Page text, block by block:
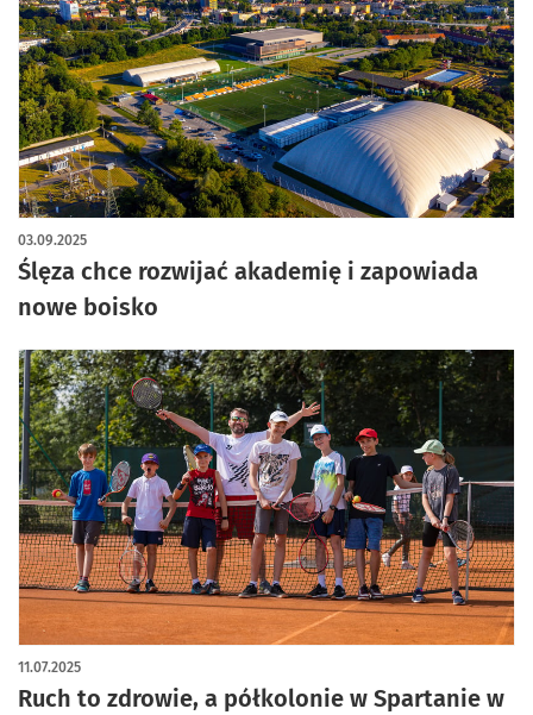
Ślęza chce rozwijać akademię i zapowiada
nowe boisko
03.09.2025
Ruch to zdrowie, a półkolonie w Spartanie w
11.07.2025